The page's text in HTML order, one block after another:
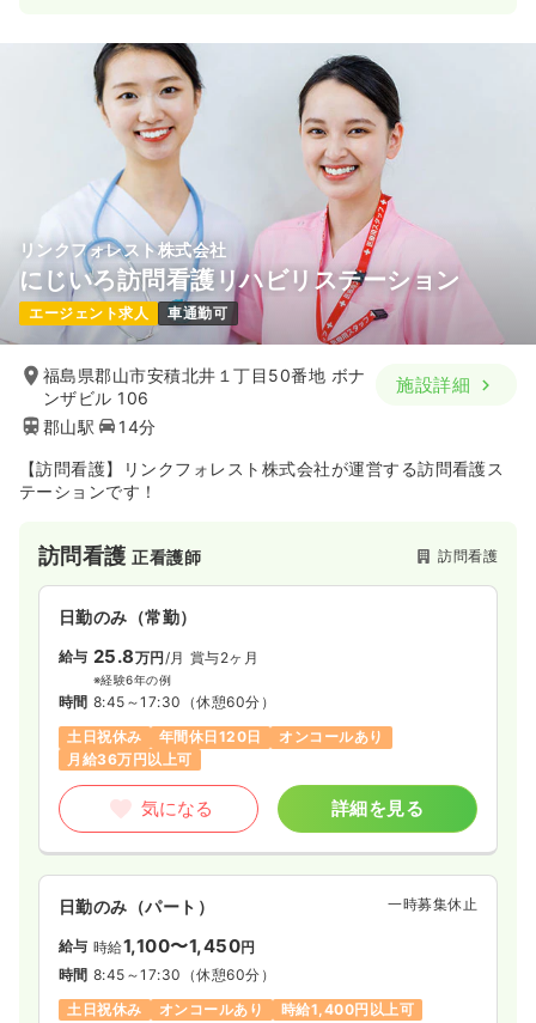
リンクフォレスト株式会社
にじいろ訪問看護リハビリステーション
エージェント求人 車通勤可
福島県郡山市安積北井１丁目50番地 ボナ
ンザビル 106
郡山駅
14分
施設詳細
【訪問看護】リンクフォレスト株式会社が運営する訪問看護ス
テーションです！
訪問看護正看護師 訪問看護
日勤のみ（常勤）
給与 25.8万円/月 賞与2ヶ月
※経験6年の例
時間 8:45～17:30 （休憩60分）
土日祝休み
年間休日120日
オンコールあり
月給36万円以上可
気になる 詳細を見る
日勤のみ（パート） 一時募集休止
給与 時給1,100〜1,450円
時間 8:45～17:30 （休憩60分）
土日祝休み
オンコールあり 時給1,400円以上可